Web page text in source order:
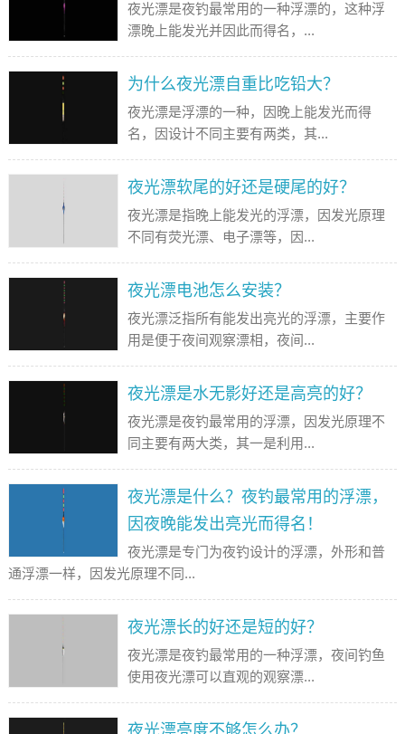
夜光漂是夜钓最常用的一种浮漂的，这种浮
漂晚上能发光并因此而得名，...
为什么夜光漂自重比吃铅大？
夜光漂是浮漂的一种，因晚上能发光而得
名，因设计不同主要有两类，其...
夜光漂软尾的好还是硬尾的好？
夜光漂是指晚上能发光的浮漂，因发光原理
不同有荧光漂、电子漂等，因...
夜光漂电池怎么安装？
夜光漂泛指所有能发出亮光的浮漂，主要作
用是便于夜间观察漂相，夜间...
夜光漂是水无影好还是高亮的好？
夜光漂是夜钓最常用的浮漂，因发光原理不
同主要有两大类，其一是利用...
夜光漂是什么？夜钓最常用的浮漂，
因夜晚能发出亮光而得名！
夜光漂是专门为夜钓设计的浮漂，外形和普
通浮漂一样，因发光原理不同...
夜光漂长的好还是短的好？
夜光漂是夜钓最常用的一种浮漂，夜间钓鱼
使用夜光漂可以直观的观察漂...